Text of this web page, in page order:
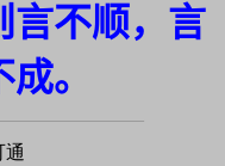
言不顺，言
。
通